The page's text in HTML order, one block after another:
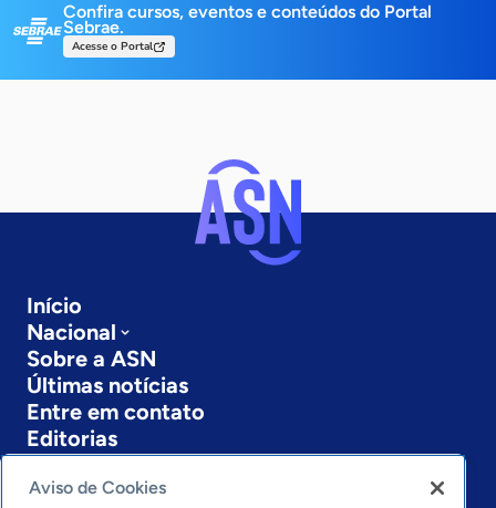
Confira cursos, eventos e conteúdos do Portal
Sebrae.
Acesse o Portal
Início
Nacional
Sobre a ASN
Últimas notícias
Entre em contato
Editorias
Economia & Política
Aviso de Cookies